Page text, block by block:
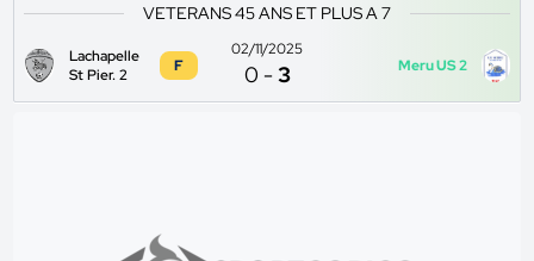
VETERANS 45 ANS ET PLUS A 7
Lachapelle
St Pier. 2
F
02/11/2025
0 -3 Meru US 2